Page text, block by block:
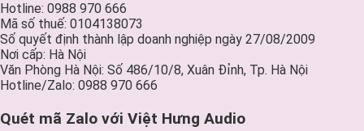
Hotline: 0988 970 666
Mã số thuế: 0104138073
Số quyết định thành lập doanh nghiệp ngày 27/08/2009
Nơi cấp: Hà Nội
Văn Phòng Hà Nội: Số 486/10/8, Xuân Đỉnh, Tp. Hà Nội
Hotline/Zalo: 0988 970 666
Quét mã Zalo với Việt Hưng Audio